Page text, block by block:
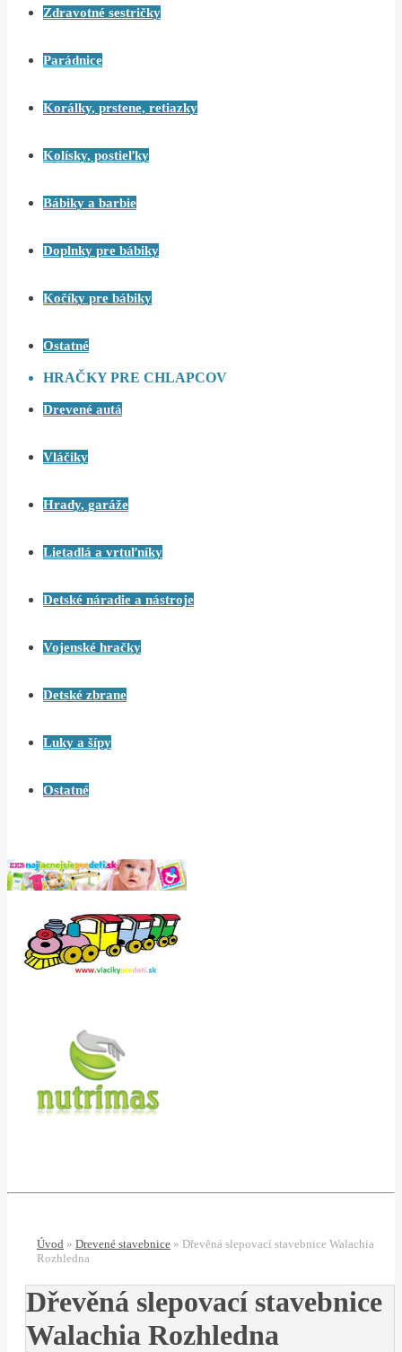
Zdravotné sestričky
Parádnice
Korálky, prstene, retiazky
Kolísky, postieľky
Bábiky a barbie
Doplnky pre bábiky
Kočíky pre bábiky
Ostatné
HRAČKY PRE CHLAPCOV
Drevené autá
Vláčiky
Hrady, garáže
Lietadlá a vrtuľníky
Detské náradie a nástroje
Vojenské hračky
Detské zbrane
Luky a šípy
Ostatné
Úvod » Drevené stavebnice » Dřevěná slepovací stavebnice Walachia
Rozhledna
Dřevěná slepovací stavebnice
Walachia Rozhledna